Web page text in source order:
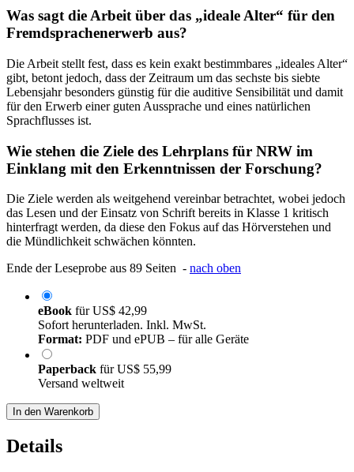
Was sagt die Arbeit über das „ideale Alter“ für den
Fremdsprachenerwerb aus?
Die Arbeit stellt fest, dass es kein exakt bestimmbares „ideales Alter“
gibt, betont jedoch, dass der Zeitraum um das sechste bis siebte
Lebensjahr besonders günstig für die auditive Sensibilität und damit
für den Erwerb einer guten Aussprache und eines natürlichen
Sprachflusses ist.
Wie stehen die Ziele des Lehrplans für NRW im
Einklang mit den Erkenntnissen der Forschung?
Die Ziele werden als weitgehend vereinbar betrachtet, wobei jedoch
das Lesen und der Einsatz von Schrift bereits in Klasse 1 kritisch
hinterfragt werden, da diese den Fokus auf das Hörverstehen und
die Mündlichkeit schwächen könnten.
Ende der Leseprobe aus 89 Seiten - nach oben
eBook fürUS$ 42,99
Sofort herunterladen. Inkl. MwSt.
Format: PDF und ePUB – für alle Geräte
Paperback fürUS$ 55,99
Versand weltweit
In den Warenkorb
Details